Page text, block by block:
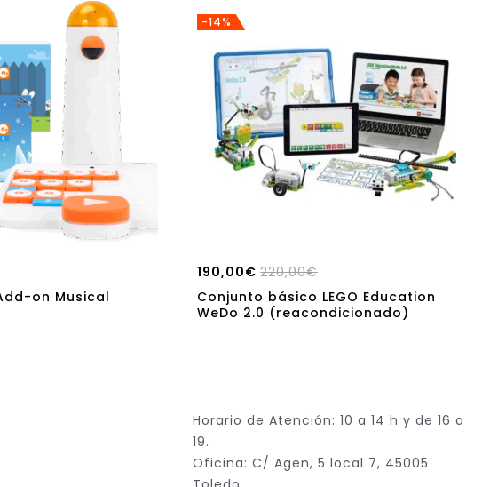
on Musical
-14%
220,00€
190,00€
Conjunto básico LEGO Education
WeDo 2.0 (reacondicionado)
Horario de Atención: 10 a 14 h y de 16 a
19.
Oficina: C/ Agen, 5 local 7, 45005